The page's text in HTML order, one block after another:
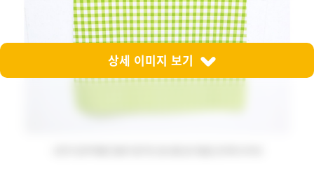
상세 이미지 보기